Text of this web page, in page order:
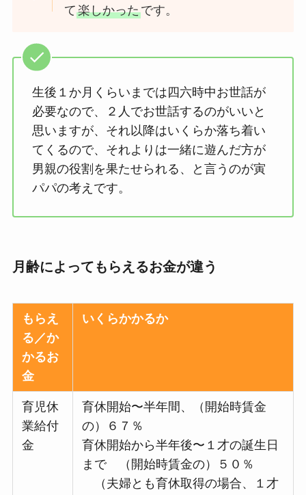
て楽しかったです。
生後１か月くらいまでは四六時中お世話が
必要なので、２人でお世話するのがいいと
思いますが、それ以降はいくらか落ち着い
てくるので、それよりは一緒に遊んだ方が
男親の役割を果たせられる、と言うのが寅
パパの考えです。
月齢によってもらえるお金が違う
もらえ
る／か
かるお
金
いくらかかるか
育児休
業給付
金
育休開始〜半年間、（開始時賃金
の）６７％
育休開始から半年後〜１才の誕生日
まで （開始時賃金の）５０％
（夫婦とも育休取得の場合、１才